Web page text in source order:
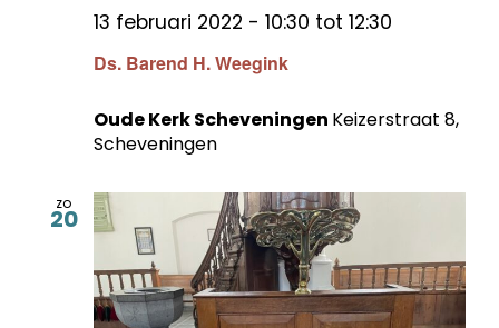
Ds. Barend H. Weegink
13 februari 2022 - 10:30 tot 12:30
Oude Kerk Scheveningen Keizerstraat 8,
Scheveningen
zo
20